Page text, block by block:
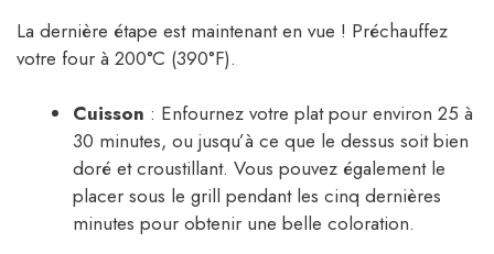
La dernière étape est maintenant en vue ! Préchauffez
votre four à 200°C (390°F).
Cuisson : Enfournez votre plat pour environ 25 à
30 minutes, ou jusqu’à ce que le dessus soit bien
doré et croustillant. Vous pouvez également le
placer sous le grill pendant les cinq dernières
minutes pour obtenir une belle coloration.